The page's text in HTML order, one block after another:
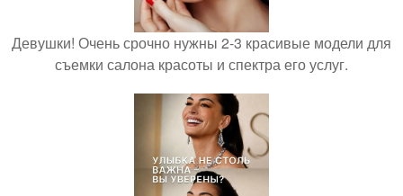
Девушки! Очень срочно нужны 2-3 красивые модели для
съемки салона красоты и спектра его услуг.